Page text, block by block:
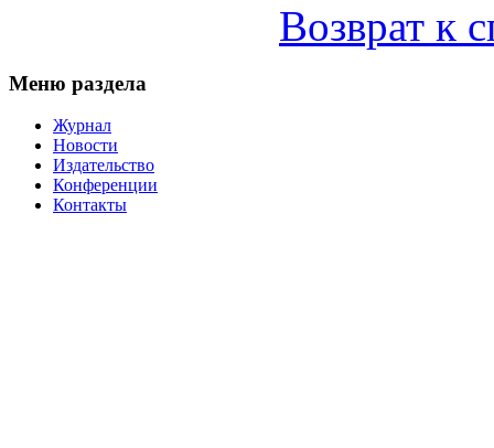
Возврат к
Меню раздела
Журнал
Новости
Издательство
Конференции
Контакты